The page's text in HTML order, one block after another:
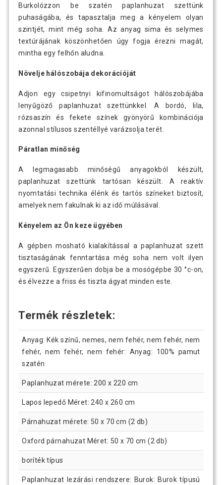
Burkolózzon be szatén paplanhuzat szettünk
puhaságába, és tapasztalja meg a kényelem olyan
szintjét, mint még soha. Az anyag sima és selymes
textúrájának köszönhetően úgy fogja érezni magát,
mintha egy felhőn aludna.
Növelje hálószobája dekorációját
Adjon egy csipetnyi kifinomultságot hálószobájába
lenyűgöző paplanhuzat szettünkkel. A bordó, lila,
rózsaszín és fekete színek gyönyörű kombinációja
azonnal stílusos szentéllyé varázsolja terét.
Páratlan minőség
A legmagasabb minőségű anyagokból készült,
paplanhuzat szettünk tartósan készült. A reaktív
nyomtatási technika élénk és tartós színeket biztosít,
amelyek nem fakulnak ki az idő múlásával.
Kényelem az Ön keze ügyében
A gépben mosható kialakítással a paplanhuzat szett
tisztaságának fenntartása még soha nem volt ilyen
egyszerű. Egyszerűen dobja be a mosógépbe 30 °c-on,
és élvezze a friss és tiszta ágyat minden este.
Termék részletek:
Anyag: Kék színű, nemes, nem fehér, nem fehér, nem
fehér, nem fehér, nem fehér: Anyag: 100% pamut
szatén
Paplanhuzat mérete: 200 x 220 cm
Lapos lepedő Méret: 240 x 260 cm
Párnahuzat mérete: 50 x 70 cm (2 db)
Oxford párnahuzat Méret: 50 x 70 cm (2 db)
boríték típus
Paplanhuzat lezárási rendszere: Burok: Burok típusú